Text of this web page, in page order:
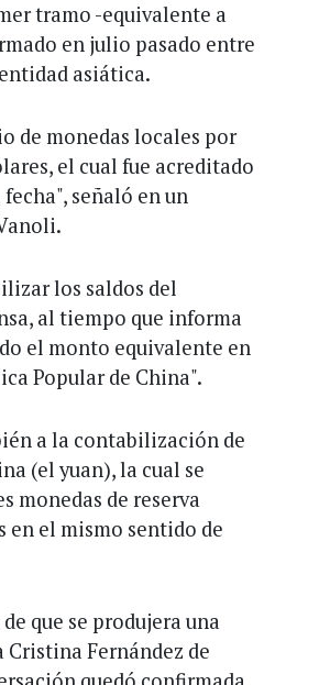
tramo -equivalente a
en julio pasado entre
asiática.
de monedas locales por
el cual fue acreditado
señaló en un
los saldos del
al tiempo que informa
el monto equivalente en
Popular de China".
a la contabilización de
(el yuan), la cual se
monedas de reserva
en el mismo sentido de
que se produjera una
Fernández de